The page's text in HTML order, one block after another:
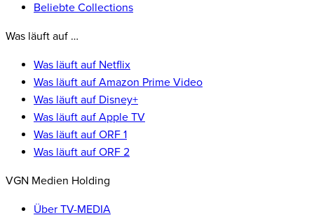
Beliebte Collections
Was läuft auf …
Was läuft auf Netflix
Was läuft auf Amazon Prime Video
Was läuft auf Disney+
Was läuft auf Apple TV
Was läuft auf ORF 1
Was läuft auf ORF 2
VGN Medien Holding
Über TV-MEDIA